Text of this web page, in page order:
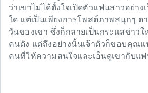
ว่าเขาไม่ได้ตั้งใจเปิดตัวแฟนสาวอย่าง
ใด แต่เป็นเพียงการโพสต์ภาพสนุกๆ ต
วันของเขา ซึ่งก็กลายเป็นกระแสข่าวใ
คนดัง แต่ถึงอย่างนั้นเจ้าตัวก็ขอบคุณ
คนที่ให้ความสนใจและเอ็นดูเขากับแฟ